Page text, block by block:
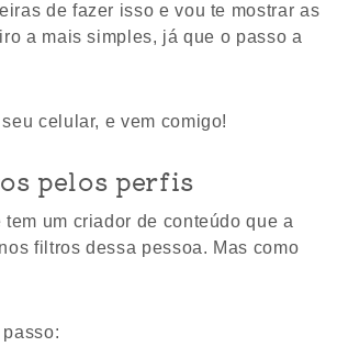
de fazer isso e vou te mostrar as
a mais simples, já que o passo a
celular, e vem comigo!
pelos perfis
um criador de conteúdo que a
filtros dessa pessoa. Mas como